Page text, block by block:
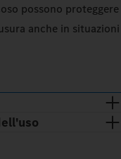
possono proteggere
anche in situazioni